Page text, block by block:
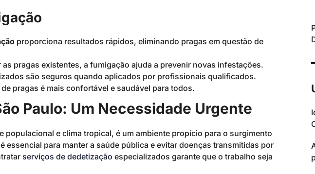
proporciona resultados rápidos, eliminando pragas em questão de
as pragas existentes, a fumigação ajuda a prevenir novas infestações.
são seguros quando aplicados por profissionais qualificados.
pragas é mais confortável e saudável para todos.
Paulo: Um Necessidade Urgente
populacional e clima tropical, é um ambiente propício para o surgimento
essencial para manter a saúde pública e evitar doenças transmitidas por
serviços de dedetização especializados garante que o trabalho seja